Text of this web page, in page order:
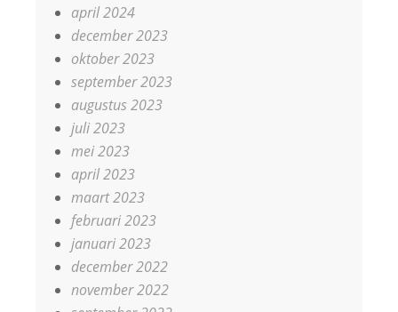
april 2024
december 2023
oktober 2023
september 2023
augustus 2023
juli 2023
mei 2023
april 2023
maart 2023
februari 2023
januari 2023
december 2022
november 2022